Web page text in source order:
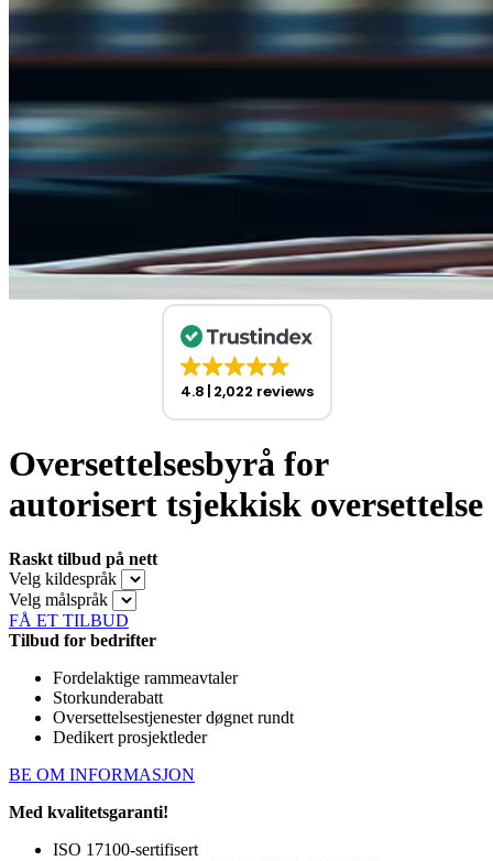
4.8 2,022 reviews
Oversettelsesbyrå for
autorisert tsjekkisk oversettelse
Raskt tilbud på nett
Velg kildespråk
Velg målspråk
FÅ ET TILBUD
Tilbud for bedrifter
Fordelaktige rammeavtaler
Storkunderabatt
Oversettelsestjenester døgnet rundt
Dedikert prosjektleder
BE OM INFORMASJON
Med kvalitetsgaranti!
ISO 17100-sertifisert